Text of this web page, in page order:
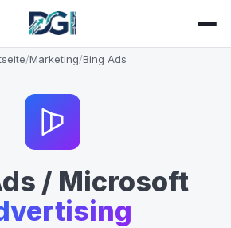
/Marketing/Bing Ads
/ Microsoft